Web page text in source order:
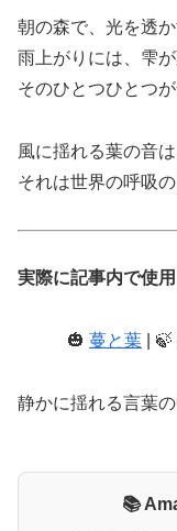
朝の森で、光を透
雨上がりには、雫
そのひとつひとつ
風に揺れる葉の音
それは世界の呼吸
実際に記事内で使用
🎃 蔓と葉 | 🍃
静かに揺れる言葉
📚